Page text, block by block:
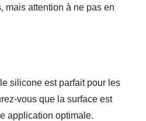
mais attention à ne pas en
silicone est parfait pour les
vous que la surface est
application optimale.